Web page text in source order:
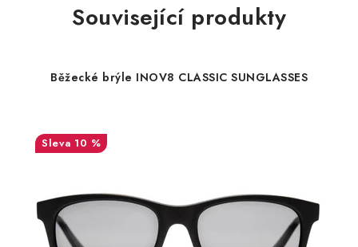
Související produkty
Běžecké brýle INOV8 CLASSIC SUNGLASSES
10 %